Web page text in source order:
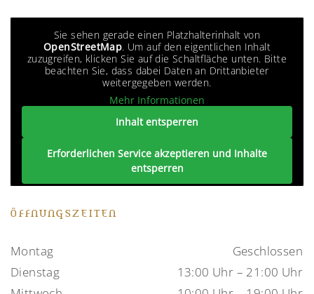
Sie sehen gerade einen Platzhalterinhalt von
OpenStreetMap. Um auf den eigentlichen Inhalt
zuzugreifen, klicken Sie auf die Schaltfläche unten. Bitte
beachten Sie, dass dabei Daten an Drittanbieter
weitergegeben werden.
Mehr Informationen
Inhalt entsperren
Erforderlichen Service akzeptieren und Inhalte
entsperren
ÖFFNUNGSZEITEN
Montag
Geschlossen
Dienstag
13:00 Uhr – 21:00 Uhr